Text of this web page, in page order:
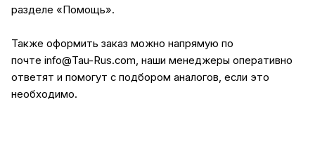
разделе «Помощь».
Также оформить заказ можно напрямую по
почте info@Tau-Rus.com, наши менеджеры оперативно
ответят и помогут с подбором аналогов, если это
необходимо.